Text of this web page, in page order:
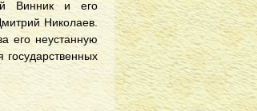
Винник и его
Николаев.
его неустанную
государственных